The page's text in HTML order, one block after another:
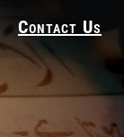
Contact Us